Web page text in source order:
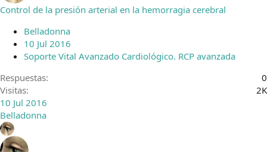
Control de la presión arterial en la hemorragia cerebral
Belladonna
10 Jul 2016
Soporte Vital Avanzado Cardiológico. RCP avanzada
Respuestas
0
Visitas
2K
10 Jul 2016
Belladonna